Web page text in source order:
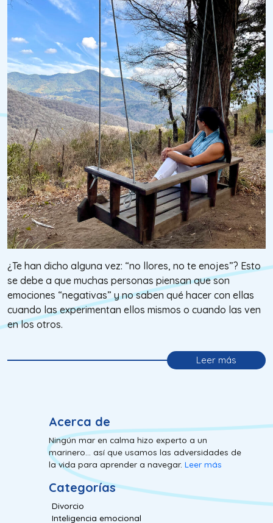
¿Te han dicho alguna vez: “no llores, no te enojes”? Esto
se debe a que muchas personas piensan que son
emociones “negativas” y no saben qué hacer con ellas
cuando las experimentan ellos mismos o cuando las ven
en los otros.
Leer más
Acerca de
Ningún mar en calma hizo experto a un
marinero... así que usamos las adversidades de
la vida para aprender a navegar. Leer más
Categorías
Divorcio
Inteligencia emocional